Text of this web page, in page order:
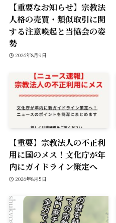
【重要なお知らせ】宗教法
人格の売買・類似取引に関
する注意喚起と当協会の姿
勢
2026年8月9日
【重要】宗教法人の不正利
用に国のメス！文化庁が年
内にガイドライン策定へ
2026年8月5日